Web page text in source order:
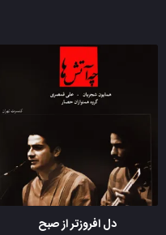
دل ‌افروزتر از صبح